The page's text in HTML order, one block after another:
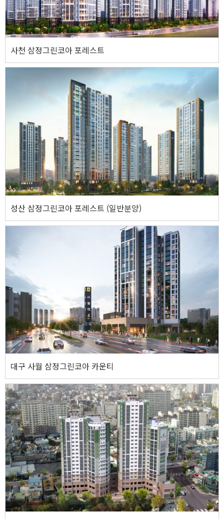
웹사이트 바로가기
사천 삼정그린코아 포레스트
사천 삼정그린코아 포레스트
경상남도 사천시 사남면 유천리 108번지 일원
웹사이트 바로가기
성산 삼정그린코아 포레스트 (일반분양)
성산 삼정그린코아 포레스트 (일반분양)
주소
경상남도 창원시 성산구 안민동 산35번지 일원
웹사이트 바로가기
대구 사월 삼정그린코아 카운티
대구 사월 삼정그린코아 카운티
주소
대구광역시 수성구 사월B4블럭 주상복합 신축공사
기타사항
지하 2층 ~ 지상 18층 / 1개동